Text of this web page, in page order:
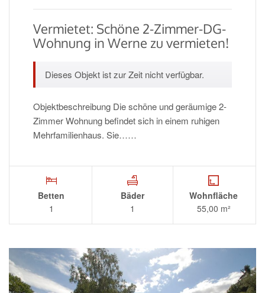
Vermietet: Schöne 2-Zimmer-DG-
Wohnung in Werne zu vermieten!
Dieses Objekt ist zur Zeit nicht verfügbar.
Objektbeschreibung Die schöne und geräumige 2-
Zimmer Wohnung befindet sich in einem ruhigen
Mehrfamilienhaus. Sie……
Betten
1
Bäder
1
Wohnfläche
55,00 m²